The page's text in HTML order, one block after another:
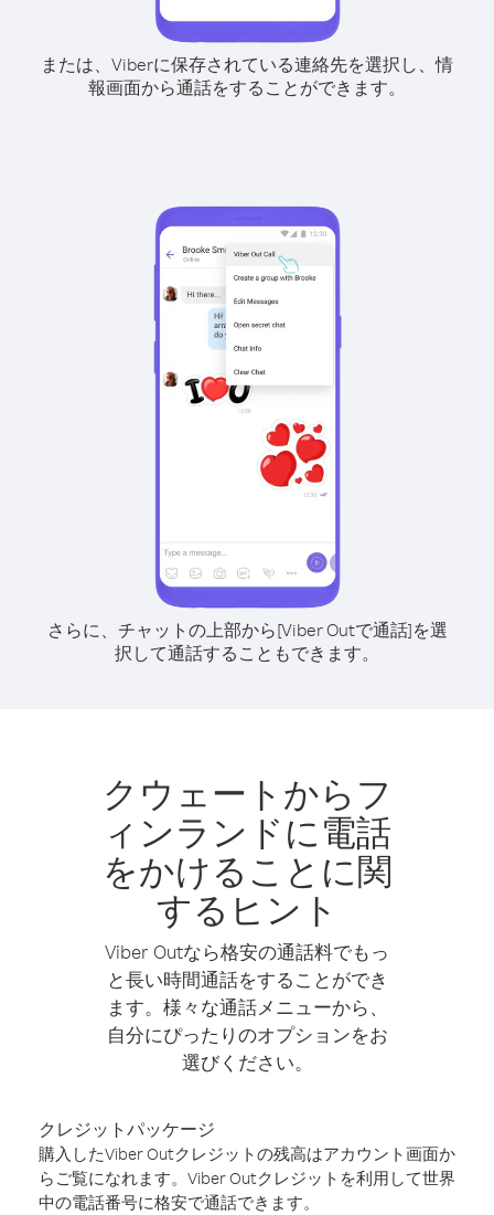
または、Viberに保存されている連絡先を選択し、情
報画面から通話をすることができます。
さらに、チャットの上部から[Viber Outで通話]を選
択して通話することもできます。
クウェートからフ
ィンランドに電話
をかけることに関
するヒント
Viber Outなら格安の通話料でもっ
と長い時間通話をすることができ
ます。様々な通話メニューから、
自分にぴったりのオプションをお
選びください。
クレジットパッケージ
購入したViber Outクレジットの残高はアカウント画面か
らご覧になれます。Viber Outクレジットを利用して世界
中の電話番号に格安で通話できます。